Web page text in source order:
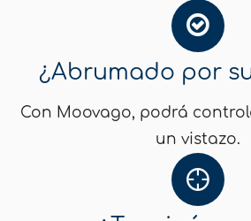
¿Abrumado por
Con Moovago, podrá
un vistazo.